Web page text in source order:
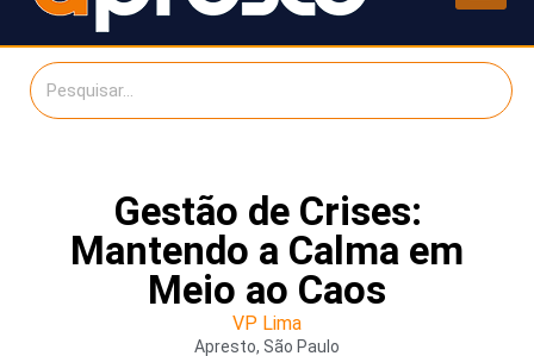
Gestão de Crises:
Mantendo a Calma em
Meio ao Caos
VP Lima
Apresto, São Paulo